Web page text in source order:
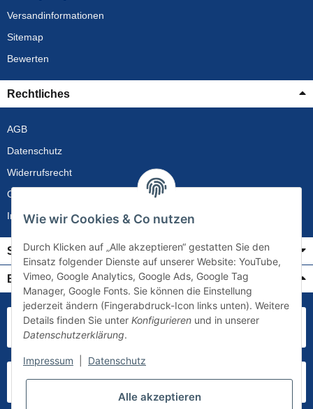
Versandinformationen
Sitemap
Bewerten
Rechtliches
AGB
Datenschutz
Widerrufsrecht
Gewährleistung
Impressum
Service
Bezahlung & Versand
Wie wir Cookies & Co nutzen
Durch Klicken auf „Alle akzeptieren“ gestatten Sie den
Einsatz folgender Dienste auf unserer Website: YouTube,
Vimeo, Google Analytics, Google Ads, Google Tag
Manager, Google Fonts. Sie können die Einstellung
jederzeit ändern (Fingerabdruck-Icon links unten). Weitere
Details finden Sie unter Konfigurieren und in unserer
Datenschutzerklärung.
Impressum Datenschutz
Alle akzeptieren